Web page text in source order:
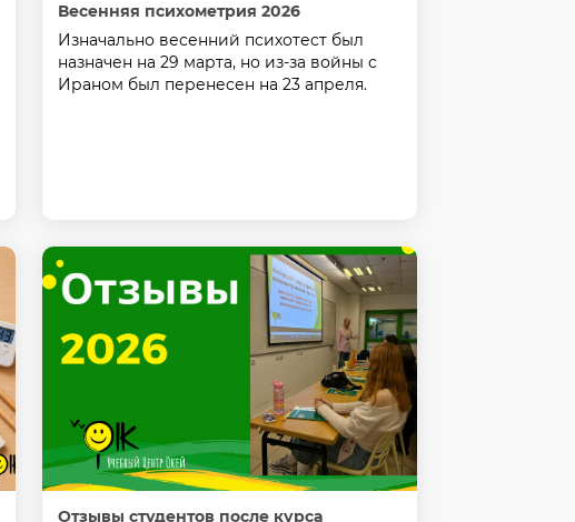
Весенняя психометрия 2026
Изначально весенний психотест был
назначен на 29 марта, но из-за войны с
Ираном был перенесен на 23 апреля.
Отзывы студентов после курса